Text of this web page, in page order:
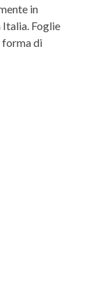
in
Italia. Foglie
forma di